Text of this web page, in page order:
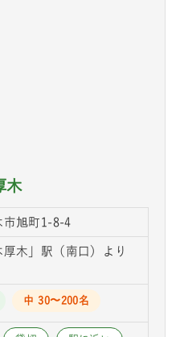
木
市旭町1-8-4
木」駅（南口）より
中 30〜200名